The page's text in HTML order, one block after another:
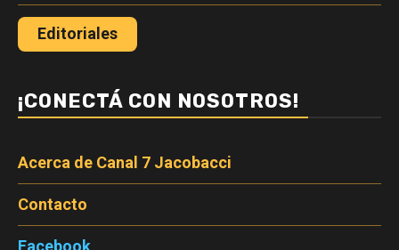
Editoriales
¡CONECTÁ CON NOSOTROS!
Acerca de Canal 7 Jacobacci
Contacto
Facebook